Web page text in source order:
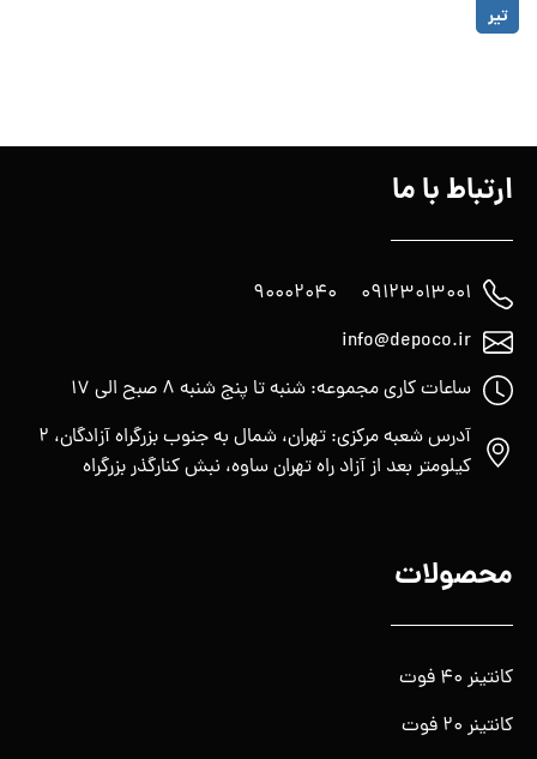
تیر
ارتباط با ما
09123013001
90002040
info@depoco.ir
ساعات کاری مجموعه: شنبه تا پنج شنبه 8 صبح الی 17
آدرس شعبه مرکزی: تهران، شمال به جنوب بزرگراه آزادگان، 2
کیلومتر بعد از آزاد راه تهران ساوه، نبش کنارگذر بزرگراه
محصولات
کانتینر ۴۰ فوت
کانتینر ۲۰ فوت